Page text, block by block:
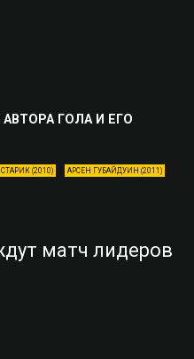
ГОЛА И ЕГО
(2010) АРСЕН ГУБАЙДУИН (2011)